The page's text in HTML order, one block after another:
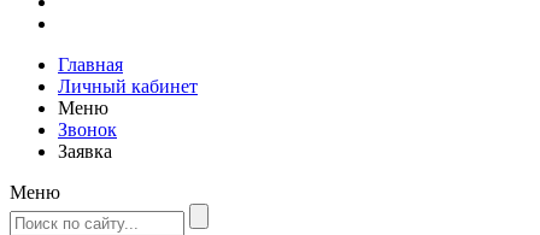
Главная
Личный кабинет
Меню
Звонок
Заявка
Меню